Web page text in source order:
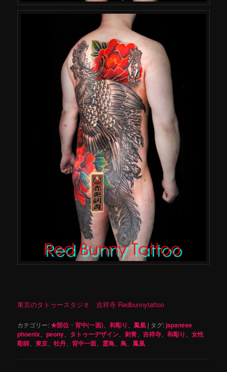
東京のタトゥースタジオ 吉祥寺 Redbunnytattoo
カテゴリー:★部位・背中(一面)、和彫り、鳳凰 | タグ:japanese
phoenix、peony、 タトゥーデザイン、刺青、吉祥寺、和彫り、女性
彫師、東京、牡丹、背中一面、 霊鳥、鳥、鳳凰